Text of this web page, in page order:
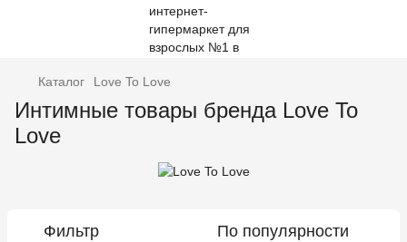
Каталог Love To Love
Интимные товары бренда Love To
Love
Фильтр По популярности